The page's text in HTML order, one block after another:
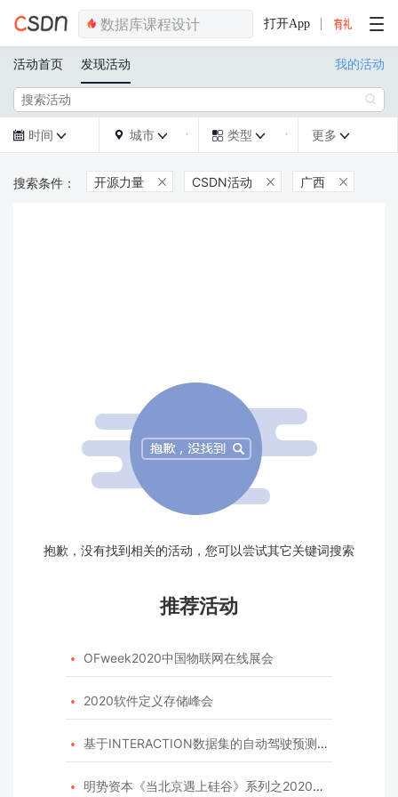
打开App
活动首页 发现活动 我的活动

 时间   城市   类型  更多 
开源力量  CSDN活动  广西 
抱歉，没有找到相关的活动，您可以尝试其它关键词搜索
推荐活动
 OFweek2020中国物联网在线展会
 2020软件定义存储峰会
 基于INTERACTION数据集的自动驾驶预测模型挑战赛
 明势资本《当北京遇上硅谷》系列之2020年度开源峰会